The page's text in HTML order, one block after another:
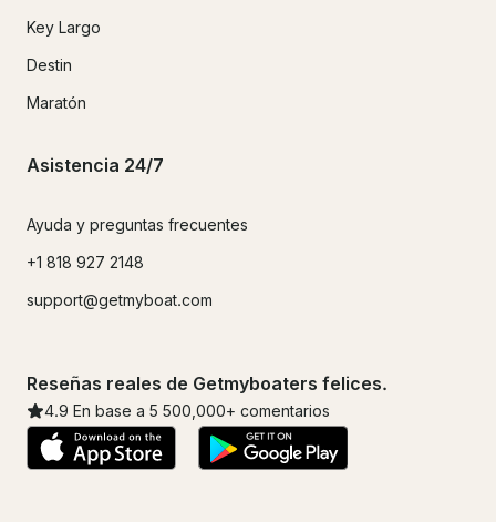
Key Largo
Destin
Maratón
Asistencia 24/7
Ayuda y preguntas frecuentes
+1 818 927 2148
support@getmyboat.com
Reseñas reales de Getmyboaters felices.
4.9 En base a 5 500,000+ comentarios